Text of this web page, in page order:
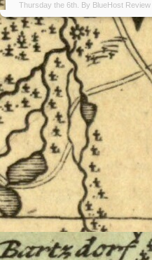
Thursday the 6th. By BlueHost Review